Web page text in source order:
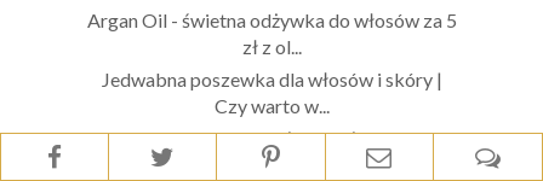
Argan Oil - świetna odżywka do włosów za 5
zł z ol...
Jedwabna poszewka dla włosów i skóry |
Czy warto w...
Profesjonalny makijaż u wizażystki - co
warto wied...